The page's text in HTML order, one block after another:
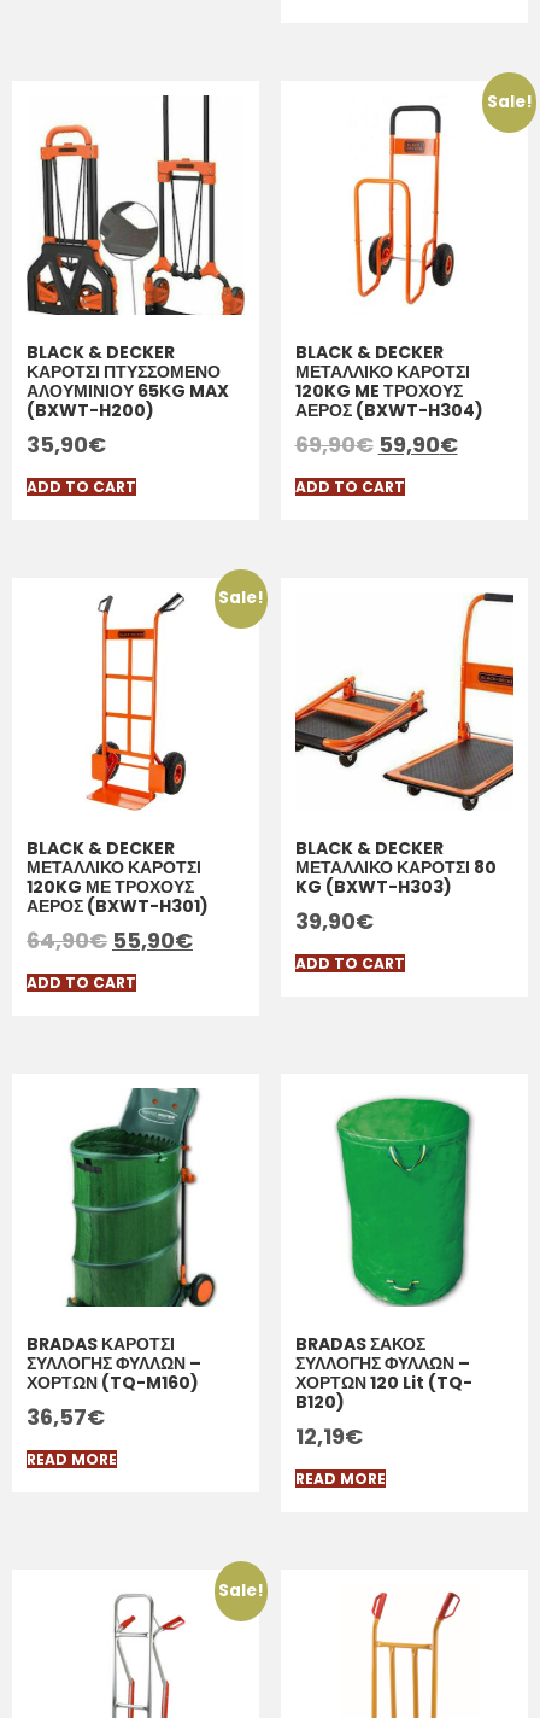
BLACK & DECKER
ΚΑΡΟΤΣΙ ΠΤΥΣΣΟΜΕΝΟ
ΑΛΟΥΜΙΝΙΟΥ 65ΚG MAX
(BXWT-H200)
35,90€
ADD TO CART
Sale!
BLACK & DECKER
ΜΕΤΑΛΛΙΚΟ ΚΑΡΟΤΣΙ
120KG ME ΤΡΟΧΟΥΣ
ΑΕΡΟΣ (BXWT-H304)
69,90€ 59,90€
ADD TO CART
Sale!
BLACK & DECKER
ΜΕΤΑΛΛΙΚΟ ΚΑΡΟΤΣΙ
120KG ΜΕ ΤΡΟΧΟΥΣ
ΑΕΡΟΣ (BXWT-H301)
64,90€ 55,90€
ADD TO CART
BLACK & DECKER
ΜΕΤΑΛΛΙΚΟ ΚΑΡΟΤΣΙ 80
KG (BXWT-H303)
39,90€
ADD TO CART
BRADAS ΚΑΡΟΤΣΙ
ΣΥΛΛΟΓΗΣ ΦΥΛΛΩΝ –
ΧΟΡΤΩΝ (TQ-M160)
36,57€
READ MORE
BRADAS ΣΑΚΟΣ
ΣΥΛΛΟΓΗΣ ΦΥΛΛΩΝ –
ΧΟΡΤΩΝ 120 Lit (TQ-
B120)
12,19€
READ MORE
Sale!